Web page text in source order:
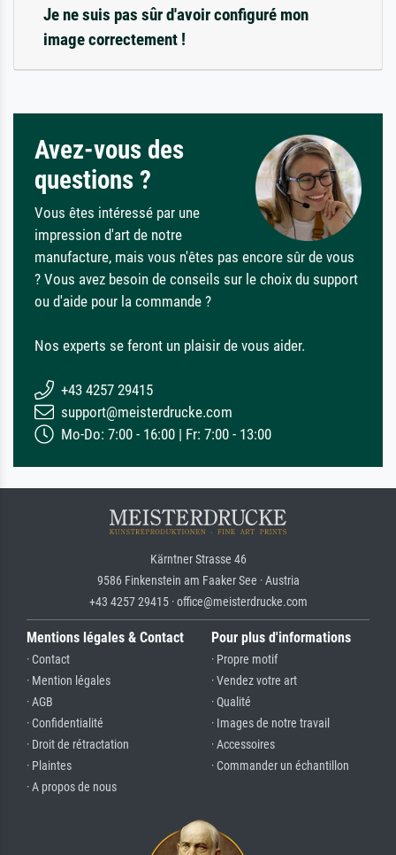
Je ne suis pas sûr d'avoir configuré mon
image correctement !
Avez-vous des
questions ?
Vous êtes intéressé par une
impression d'art de notre
manufacture, mais vous n'êtes pas encore sûr de vous
? Vous avez besoin de conseils sur le choix du support
ou d'aide pour la commande ?
Nos experts se feront un plaisir de vous aider.
+43 4257 29415
support@meisterdrucke.com
Mo-Do: 7:00 - 16:00 | Fr: 7:00 - 13:00
Kärntner Strasse 46
9586 Finkenstein am Faaker See · Austria
+43 4257 29415 · office@meisterdrucke.com
Mentions légales & Contact
· Contact
· Mention légales
· AGB
· Confidentialité
· Droit de rétractation
· Plaintes
· A propos de nous
Pour plus d'informations
· Propre motif
· Vendez votre art
· Qualité
· Images de notre travail
· Accessoires
· Commander un échantillon